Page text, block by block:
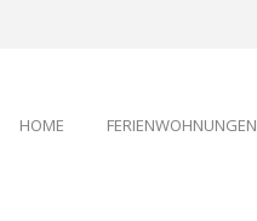
HOME FERIENWOHNUNGEN